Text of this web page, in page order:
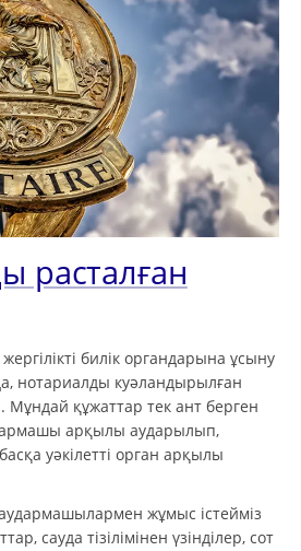
расталған
билік органдарына ұсыну
нотариалды куәландырылған
Мұндай құжаттар тек ант берген
арқылы аударылып,
уәкілетті орган арқылы
аудармашылармен жұмыс істейміз
сауда тізілімінен үзінділер, сот